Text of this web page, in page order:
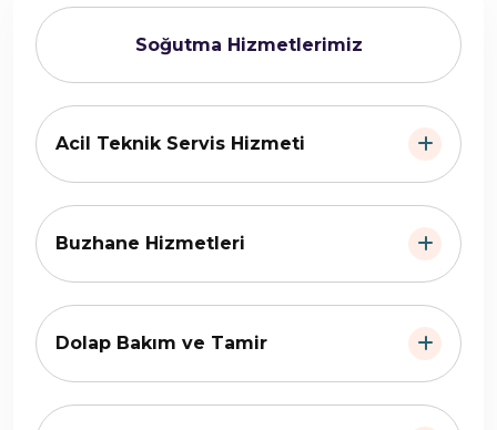
Soğutma Hizmetlerimiz
Acil Teknik Servis Hizmeti
Buzhane Hizmetleri
Dolap Bakım ve Tamir